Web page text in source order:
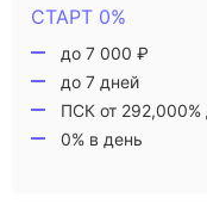
СТАРТ 0%
до 7 000 ₽
до 7 дней
ПСК от 292,000%
0% в день